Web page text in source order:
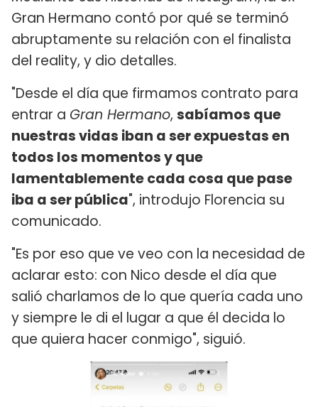
Gran Hermano contó por qué se terminó
abruptamente su relación con el finalista
del reality, y dio detalles.
"Desde el día que firmamos contrato para
entrar a Gran Hermano, sabíamos que
nuestras vidas iban a ser expuestas en
todos los momentos y que
lamentablemente cada cosa que pase
iba a ser pública", introdujo Florencia su
comunicado.
"Es por eso que ve veo con la necesidad de
aclarar esto: con Nico desde el día que
salió charlamos de lo que quería cada uno
y siempre le di el lugar a que él decida lo
que quiera hacer conmigo", siguió.